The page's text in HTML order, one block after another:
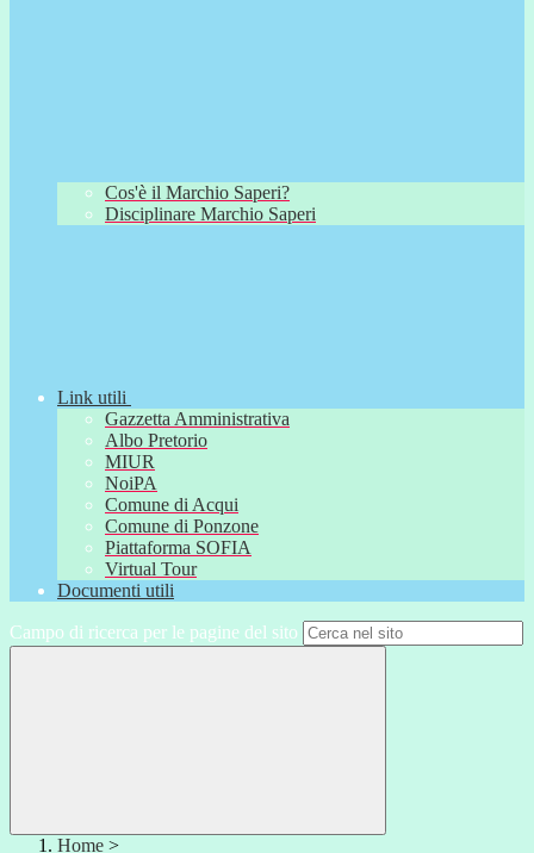
Cos'è il Marchio Saperi?
Disciplinare Marchio Saperi
Link utili
Gazzetta Amministrativa
Albo Pretorio
MIUR
NoiPA
Comune di Acqui
Comune di Ponzone
Piattaforma SOFIA
Virtual Tour
Documenti utili
Campo di ricerca per le pagine del sito
Home >